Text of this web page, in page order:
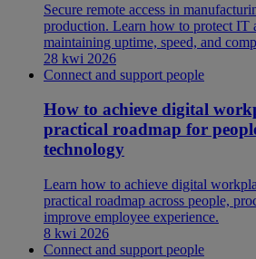
Secure remote access in
production. Learn how to protect IT
maintaining uptime, speed, and
28 kwi 2026
Connect and support people
How to achieve digital
practical roadmap for
technology
Learn how to achieve digital
practical roadmap across people,
improve employee experience.
8 kwi 2026
Connect and support people